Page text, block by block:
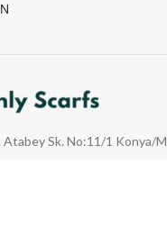
Atabey Sk. No:11/1 Konya/